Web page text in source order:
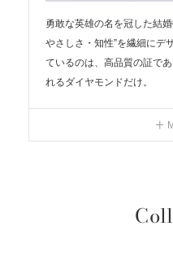
勇敢な英雄の名を冠した結
やさしさ・知性”を繊細にデ
ているのは、高品質の証で
れるダイヤモンドだけ。
ザインが溶け合って、1本の
様子は、別々の人生を歩ん